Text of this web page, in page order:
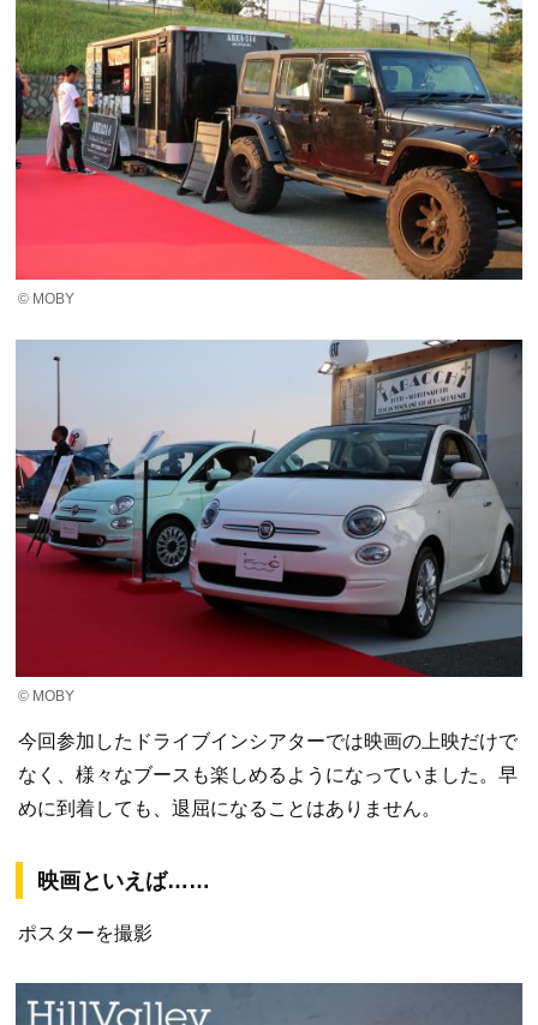
© MOBY
© MOBY
今回参加したドライブインシアターでは映画の上映だけで
なく、様々なブースも楽しめるようになっていました。早
めに到着しても、退屈になることはありません。
映画といえば……
ポスターを撮影